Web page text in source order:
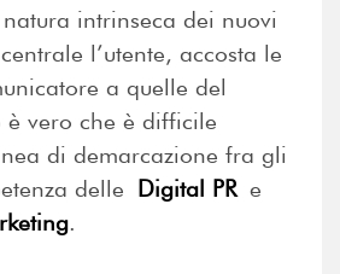
intrinseca dei nuovi
l’utente, accosta le
a quelle del
è vero che è difficile
di demarcazione fra gli
delle Digital PRe
.